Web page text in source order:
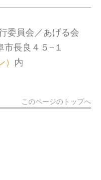
委員会／あげる会
市長良４５−１
内
このページのトップへ